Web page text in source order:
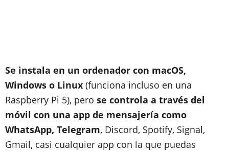
Se instala en un ordenador con macOS,
Windows o Linux (funciona incluso en una
Raspberry Pi 5), pero se controla a través del
móvil con una app de mensajería como
WhatsApp, Telegram, Discord, Spotify, Signal,
Gmail, casi cualquier app con la que puedas